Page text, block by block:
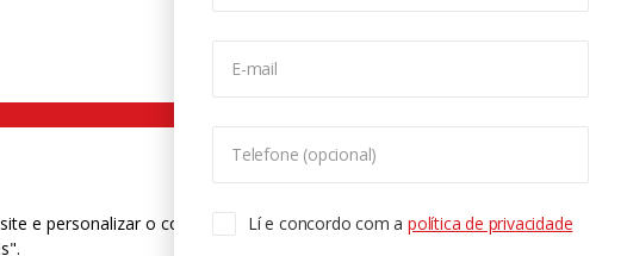
E-mail
Telefone (opcional)
Lí e concordo com apolítica de privacidade
e personalizar o conteúdo. Para saber mais